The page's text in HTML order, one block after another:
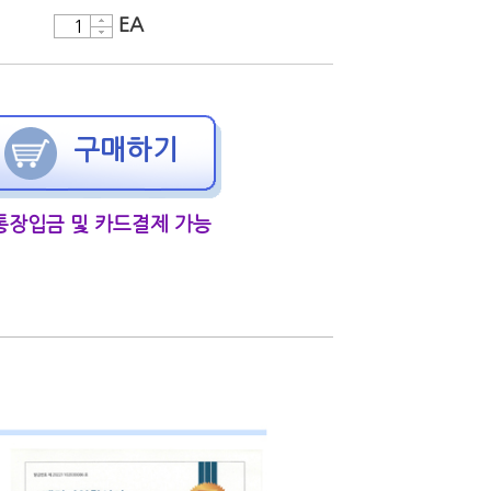
EA
구매하기
장입금 및 카드결제 가능